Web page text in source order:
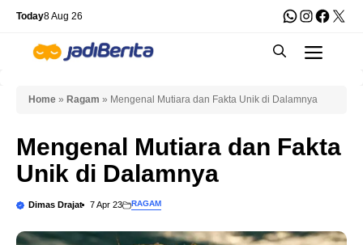
Skip
content
Today8 Aug 26 WhatsApp
X
Home » Ragam » Mengenal Mutiara dan Fakta Unik di Dalamnya
Mengenal Mutiara dan Fakta
Unik di Dalamnya
Dimas Drajat 7 Apr 23 RAGAM